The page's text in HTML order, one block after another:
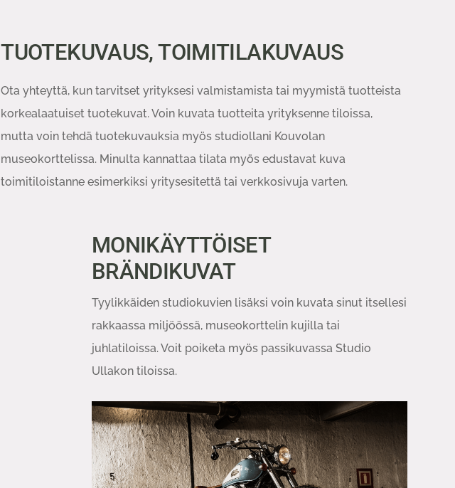
TUOTEKUVAUS, TOIMITILAKUVAUS
Ota yhteyttä, kun tarvitset yrityksesi valmistamista tai myymistä tuotteista
korkealaatuiset tuotekuvat. Voin kuvata tuotteita yrityksenne tiloissa,
mutta voin tehdä tuotekuvauksia myös studiollani Kouvolan
museokorttelissa. Minulta kannattaa tilata myös edustavat kuva
toimitiloistanne esimerkiksi yritysesitettä tai verkkosivuja varten.
MONIKÄYTTÖISET
BRÄNDIKUVAT
Tyylikkäiden studiokuvien lisäksi voin kuvata sinut itsellesi
rakkaassa miljöössä, museokorttelin kujilla tai
juhlatiloissa. Voit poiketa myös passikuvassa Studio
Ullakon tiloissa.